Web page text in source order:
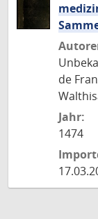
de
Jahr:
1474